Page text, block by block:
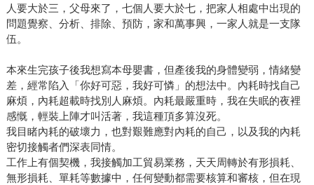
人要大於三，父母來了，七個人要大於七，把家人相處中出現的
問題覺察、分析、排除、預防，家和萬事興，一家人就是一支隊
伍。
本來生完孩子後我想寫本母嬰書，但產後我的身體變弱，情緒變
差，經常陷入「你好可惡，我好可憐」的想法中。內耗時找自己
麻煩，內耗超載時找別人麻煩。內耗最嚴重時，我在失眠的夜裡
感慨，輕裝上陣才叫活著，我這種頂多算沒死。
我目睹內耗的破壞力，也對艱難應對內耗的自己，以及我的內耗
密切接觸者們深表同情。
工作上有個契機，我接觸加工貿易業務，天天周轉於有形損耗、
無形損耗、單耗等數據中，任何變動都需要核算和審核，但在現